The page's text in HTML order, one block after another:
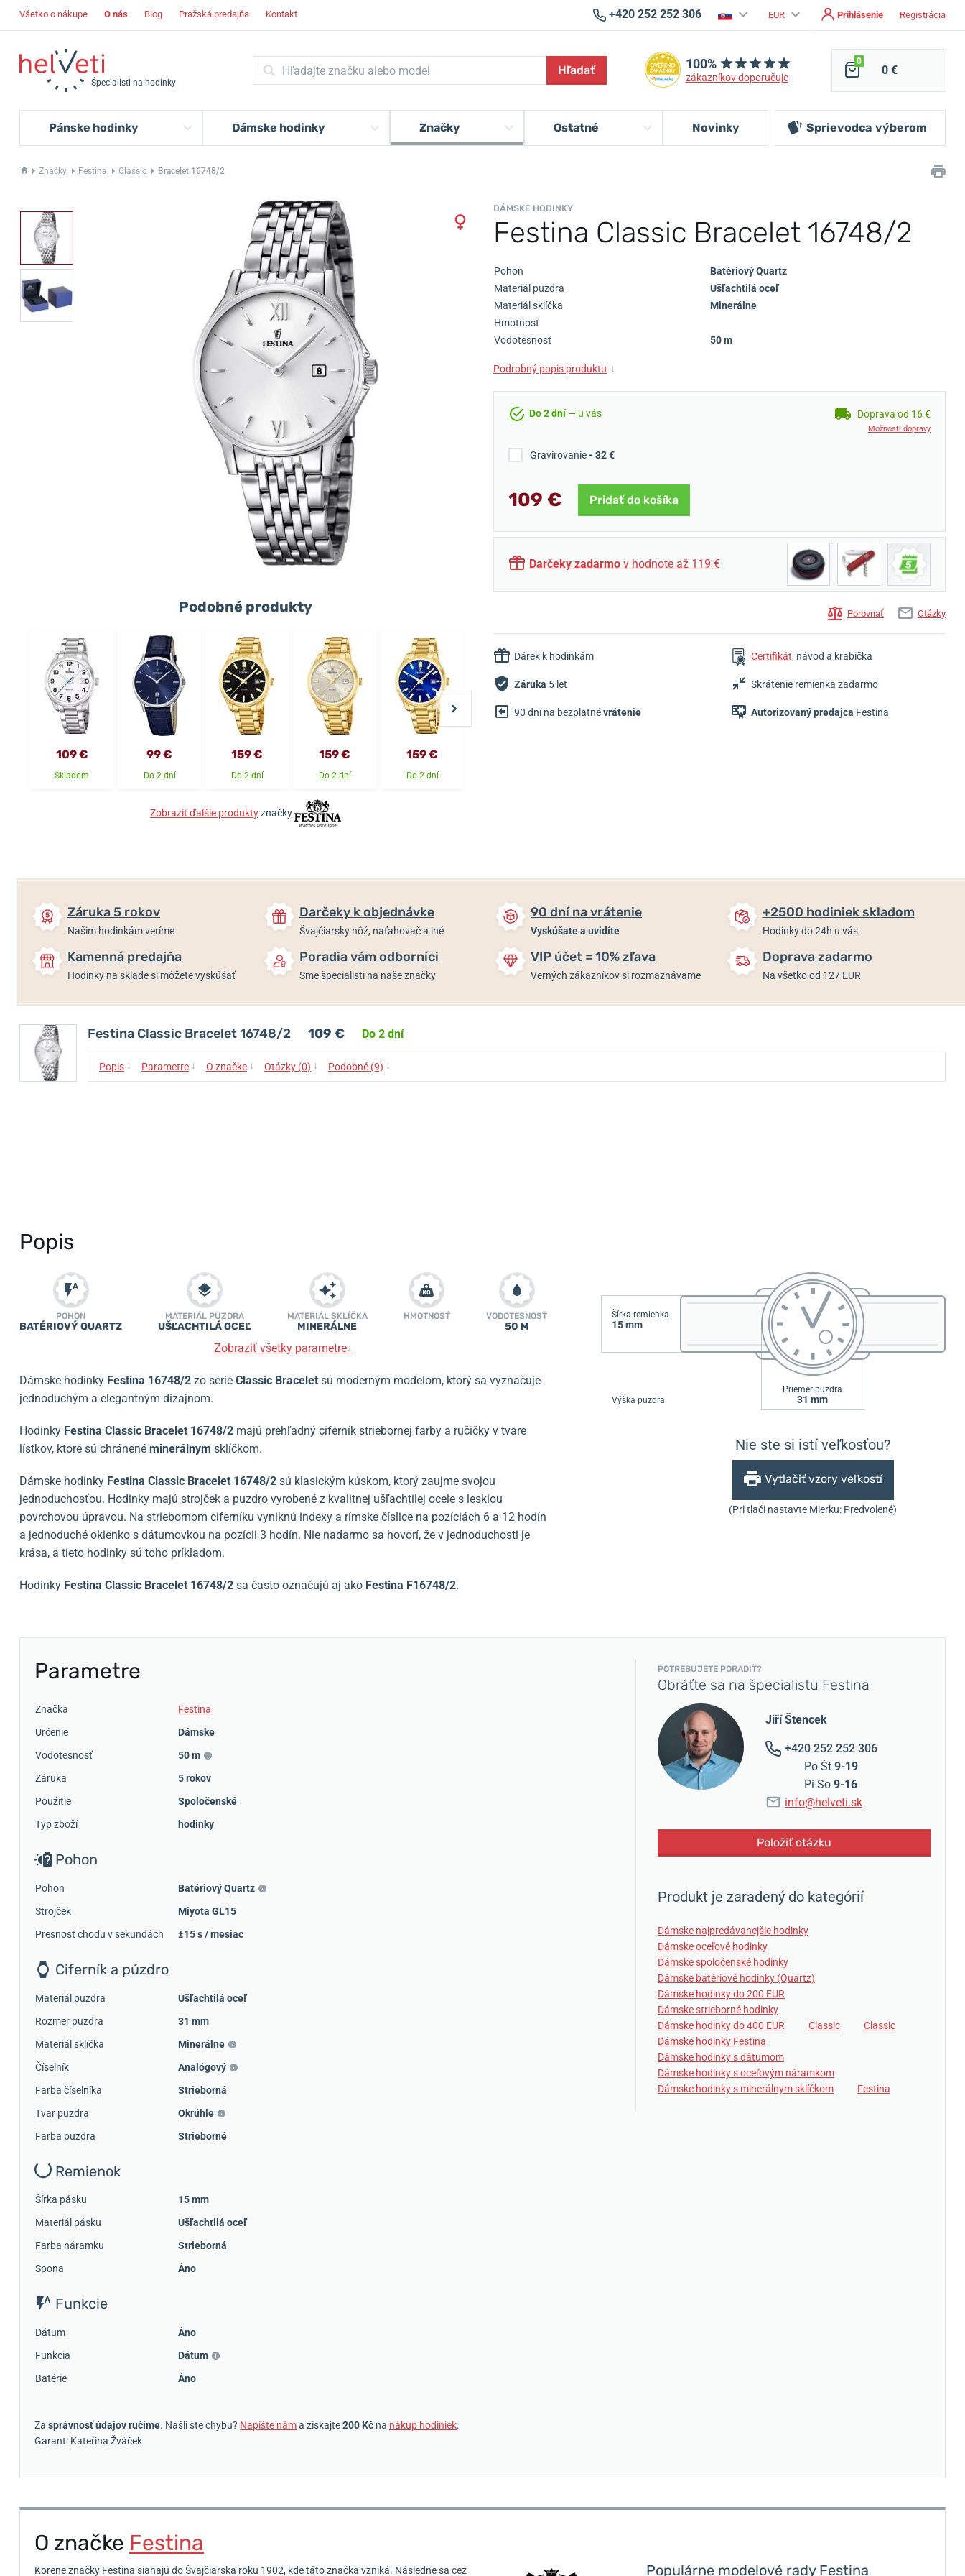
Všetko o nákupe O nás Blog Pražská predajňa Kontakt +420 252 252 306 EUR Prihlásenie Registrácia
Špecialisti na hodinky
Hľadať 100%
zákazníkov doporučuje
0
0 €
Pánske hodinky Dámske hodinky Značky Ostatné Novinky Sprievodca výberom
Značky Festina Classic Bracelet 16748/2
DÁMSKE HODINKY
Festina Classic Bracelet 16748/2
Pohon
Batériový Quartz
Materiál puzdra
Ušľachtilá oceľ
Materiál sklíčka
Minerálne
Hmotnosť
Vodotesnosť
50 m
Podrobný popis produktu ↓
Do 2 dní— u vás Doprava od 16 €
Možnosti dopravy
Gravírovanie- 32 €
109 € Pridať do košíka
Darčeky zadarmo v hodnote až 119 €
Porovnať Otázky
Dárek k hodinkám Certifikát, návod a krabička
Záruka 5 let Skrátenie remienka zadarmo
90 dní na bezplatnévrátenie Autorizovaný predajca Festina
Podobné produkty
109 €
Skladom
99 €
Do 2 dní
159 €
Do 2 dní
159 €
Do 2 dní
159 €
Do 2 dní
Zobraziť ďalšie produktyznačky
Záruka 5 rokov
Našim hodinkám veríme
Darčeky k objednávke
Švajčiarsky nôž, naťahovač a iné
90 dní na vrátenie
Vyskúšate a uvidíte
+2500 hodiniek skladom
Hodinky do 24h u vás
Kamenná predajňa
Hodinky na sklade si môžete vyskúšať
Poradia vám odborníci
Sme špecialisti na naše značky
VIP účet = 10% zľava
Verných zákazníkov si rozmaznávame
Doprava zadarmo
Na všetko od 127 EUR
Festina Classic Bracelet 16748/2 109 € Do 2 dní
Popis ↓ Parametre ↓ O značke ↓ Otázky (0) ↓ Podobné (9) ↓
Popis
POHON
BATÉRIOVÝ QUARTZ
MATERIÁL PUZDRA
UŠĽACHTILÁ OCEĽ
MATERIÁL SKLÍČKA
MINERÁLNE
HMOTNOSŤ VODOTESNOSŤ
50 M
Zobraziť všetky parametre↓
Dámske hodinky Festina 16748/2 zo série Classic Bracelet sú moderným modelom, ktorý sa vyznačuje
jednoduchým a elegantným dizajnom.
Hodinky Festina Classic Bracelet 16748/2 majú prehľadný ciferník striebornej farby a ručičky v tvare
lístkov, ktoré sú chránené minerálnym sklíčkom.
Dámske hodinky Festina Classic Bracelet 16748/2 sú klasickým kúskom, ktorý zaujme svojou
jednoduchosťou. Hodinky majú strojček a puzdro vyrobené z kvalitnej ušľachtilej ocele s lesklou
povrchovou úpravou. Na striebornom ciferníku vyniknú indexy a rímske číslice na pozíciách 6 a 12 hodín
a jednoduché okienko s dátumovkou na pozícii 3 hodín. Nie nadarmo sa hovorí, že v jednoduchosti je
krása, a tieto hodinky sú toho príkladom.
Hodinky Festina Classic Bracelet 16748/2 sa často označujú aj ako Festina F16748/2.
Šírka remienka
15 mm
Výška puzdra
Priemer puzdra
31 mm
Nie ste si istí veľkosťou?
Vytlačiť vzory veľkostí
(Pri tlači nastavte Mierku: Predvolené)
Parametre
Značka
Festina
Určenie
Dámske
Vodotesnosť
50 m
Záruka
5 rokov
Použitie
Spoločenské
Typ zboží
hodinky
Pohon
Pohon
Batériový Quartz
Strojček
Miyota GL15
Presnosť chodu v sekundách
±15 s / mesiac
Ciferník a púzdro
Materiál puzdra
Ušľachtilá oceľ
Rozmer puzdra
31 mm
Materiál sklíčka
Minerálne
Číselník
Analógový
Farba číselníka
Strieborná
Tvar puzdra
Okrúhle
Farba puzdra
Strieborné
Remienok
Šírka pásku
15 mm
Materiál pásku
Ušľachtilá oceľ
Farba náramku
Strieborná
Spona
Áno
Funkcie
Dátum
Áno
Funkcia
Dátum
Batérie
Áno
Za správnosť údajov ručíme. Našli ste chybu? Napíšte náma získajte200 Kč na nákup hodiniek.
Garant: Kateřina Žváček
POTREBUJETE PORADIŤ?
Obráťte sa na špecialistu Festina
Jiří Štencek
+420 252 252 306
Po-Št 9-19
Pi-So 9-16
info@helveti.sk
Položiť otázku
Produkt je zaradený do kategórií
Dámske najpredávanejšie hodinky
Dámske oceľové hodinky
Dámske spoločenské hodinky
Dámske batériové hodinky (Quartz)
Dámske hodinky do 200 EUR
Dámske strieborné hodinky
Dámske hodinky do 400 EUR
Classic
Classic
Dámske hodinky Festina
Dámske hodinky s dátumom
Dámske hodinky s oceľovým náramkom
Dámske hodinky s minerálnym sklíčkom
Festina
O značke Festina
Korene značky Festina siahajú do Švajčiarska roku 1902, kde táto značka vzniká. Následne sa cez Populárne modelové rady Festina